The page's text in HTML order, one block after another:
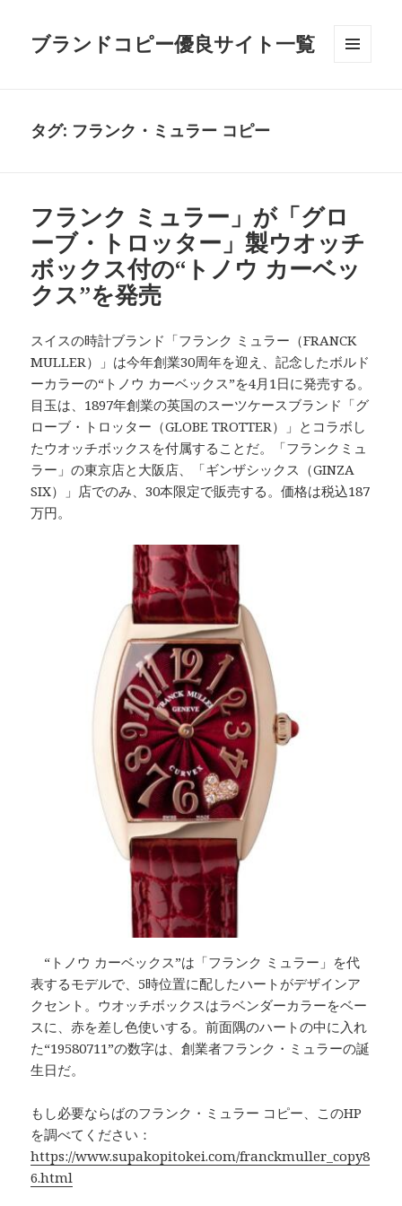
ブランドコピー優良サイト一覧
タグ: フランク・ミュラー コピー
フランク ミュラー」が「グロ
ーブ・トロッター」製ウオッチ
ボックス付の“トノウ カーベッ
クス”を発売
スイスの時計ブランド「フランク ミュラー（FRANCK
MULLER）」は今年創業30周年を迎え、記念したボルド
ーカラーの“トノウ カーベックス”を4月1日に発売する。
目玉は、1897年創業の英国のスーツケースブランド「グ
ローブ・トロッター（GLOBE TROTTER）」とコラボし
たウオッチボックスを付属することだ。「フランクミュ
ラー」の東京店と大阪店、「ギンザシックス（GINZA
SIX）」店でのみ、30本限定で販売する。価格は税込187
万円。
“トノウ カーベックス”は「フランク ミュラー」を代
表するモデルで、5時位置に配したハートがデザインア
クセント。ウオッチボックスはラベンダーカラーをベー
スに、赤を差し色使いする。前面隅のハートの中に入れ
た“19580711”の数字は、創業者フランク・ミュラーの誕
生日だ。
もし必要ならばのフランク・ミュラー コピー、このHP
を調べてください：
https://www.supakopitokei.com/franckmuller_copy8
6.html